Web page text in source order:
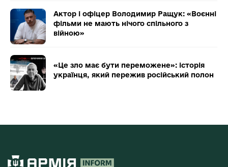
Актор і офіцер Володимир Ращук: «Воєнні
фільми не мають нічого спільного з
війною»
«Це зло має бути переможене»: історія
українця, який пережив російський полон